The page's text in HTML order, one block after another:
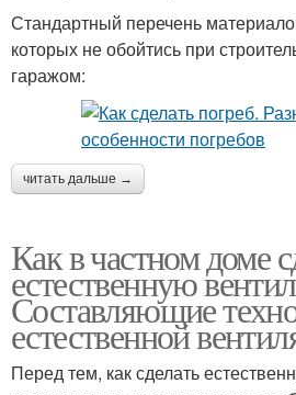
Стандартный перечень
которых не обойтись при
гаражом:
читать дальше →
Как в частном доме
естественную
Составляющие
естественной
Перед тем, как сделать